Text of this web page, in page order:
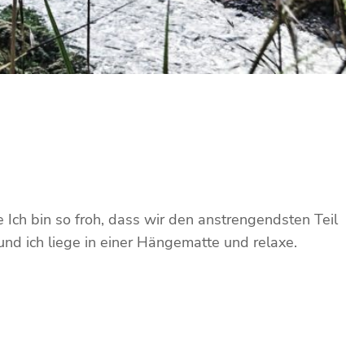
bin so froh, dass wir den anstrengendsten Teil
ich liege in einer Hängematte und relaxe.